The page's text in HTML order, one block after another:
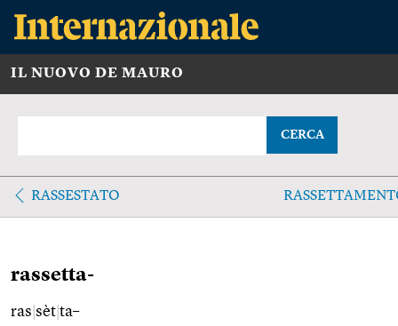
IL NUOVO DE MAURO
CERCA
RASSESTATO
rassetta-
ras sèt ta–